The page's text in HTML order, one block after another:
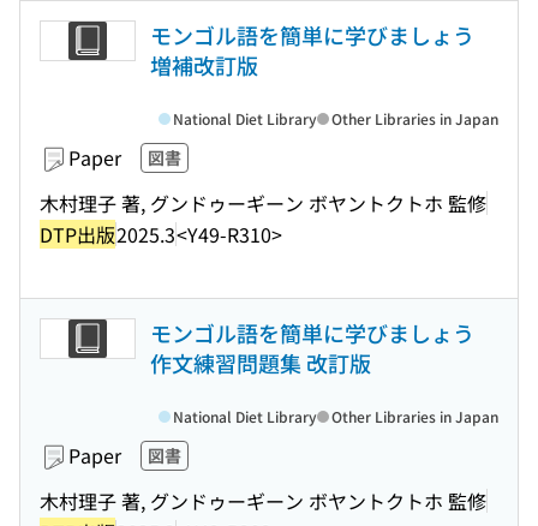
モンゴル語を簡単に学びましょう
増補改訂版
Paper 図書
木村理子 著, グンドゥーギーン ボヤントクトホ 監修
DTP出版2025.3<Y49-R310>
National Diet Library Other Libraries in Japan
モンゴル語を簡単に学びましょう
作文練習問題集 改訂版
Paper 図書
木村理子 著, グンドゥーギーン ボヤントクトホ 監修
National Diet Library Other Libraries in Japan